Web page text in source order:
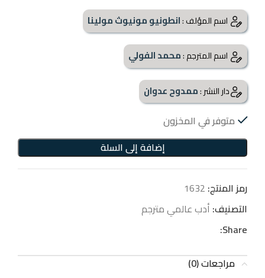
اسم المؤلف :انطونيو مونيوث مولينا
اسم المترجم :محمد الفولي
دار النشر :ممدوح عدوان
متوفر في المخزون
إضافة إلى السلة
رمز المنتج: 1632
التصنيف: أدب عالمي مترجم
Share:
مراجعات (0)